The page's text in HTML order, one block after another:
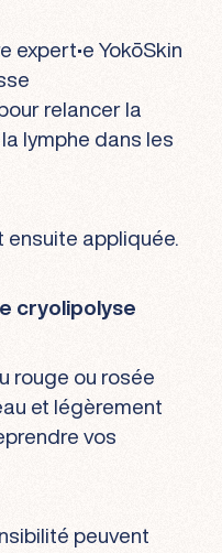
expert•e YokōSkin
relancer la
lymphe dans les
appliquée.
cryolipolyse
rouge ou rosée
et légèrement
vos
peuvent